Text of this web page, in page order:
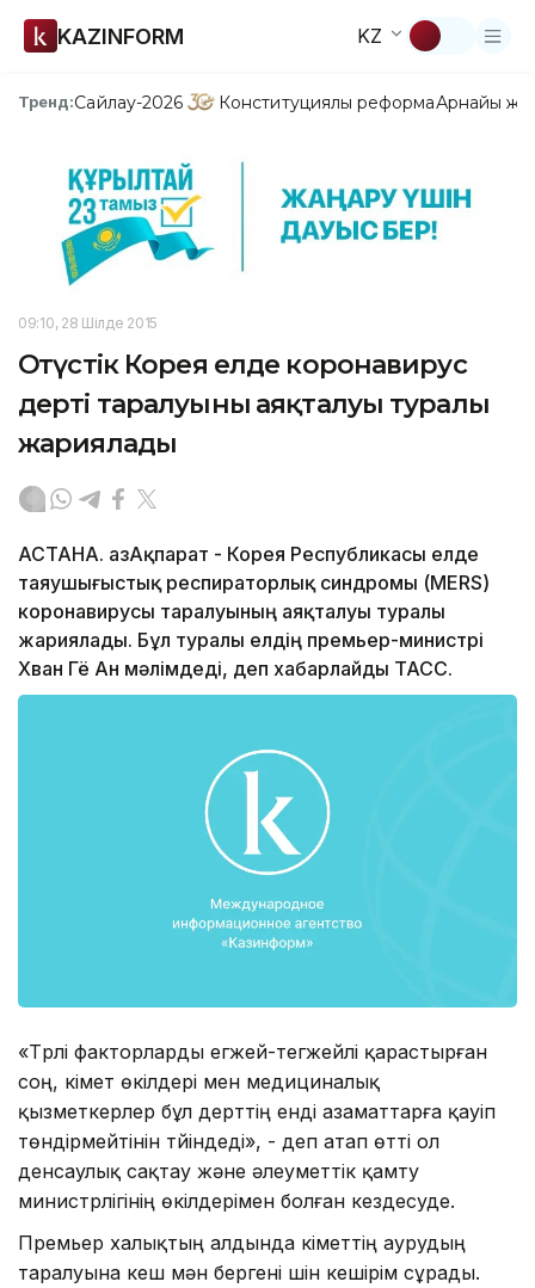
KAZINFORM KZ
Тренд:Сайлау-2026 Конституциялық реформаАрнайы
09:10, 28 Шілде 2015
Оңтүстік Корея елде коронавирус
дерті таралуының аяқталуы туралы
жариялады
АСТАНА. ҚазАқпарат - Корея Республикасы елде
таяушығыстық респираторлық синдромы (MERS)
коронавирусы таралуының аяқталуы туралы
жариялады. Бұл туралы елдің премьер-министрі
Хван Гё Ан мәлімдеді, деп хабарлайды ТАСС.
«Түрлі факторларды егжей-тегжейлі қарастырған
соң, үкімет өкілдері мен медициналық
қызметкерлер бұл дерттің енді азаматтарға қауіп
төндірмейтінін түйіндеді», - деп атап өтті ол
денсаулық сақтау және әлеуметтік қамту
министрлігінің өкілдерімен болған кездесуде.
Премьер халықтың алдында үкіметтің аурудың
таралуына кеш мән бергені үшін кешірім сұрады.